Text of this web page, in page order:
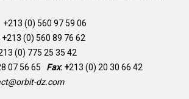
+213 (0) 560 97 59 06
+213 (0) 560 89 76 62
(0) 775 25 35 42
07 56 65 Fax: +213 (0) 20 30 66 42
dz.com